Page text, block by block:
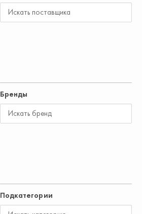
Бренды
Подкатегории